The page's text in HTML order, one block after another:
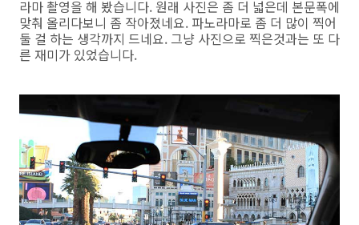
라마 촬영을 해 봤습니다. 원래 사진은 좀 더 넓은데 본문폭에
맞춰 올리다보니 좀 작아졌네요. 파노라마로 좀 더 많이 찍어
둘 걸 하는 생각까지 드네요. 그냥 사진으로 찍은것과는 또 다
른 재미가 있었습니다.